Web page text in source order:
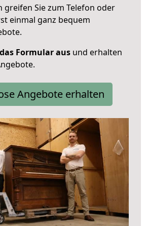
greifen Sie zum Telefon oder
einmal ganz bequem
Formular aus und erhalten
Angebote erhalten